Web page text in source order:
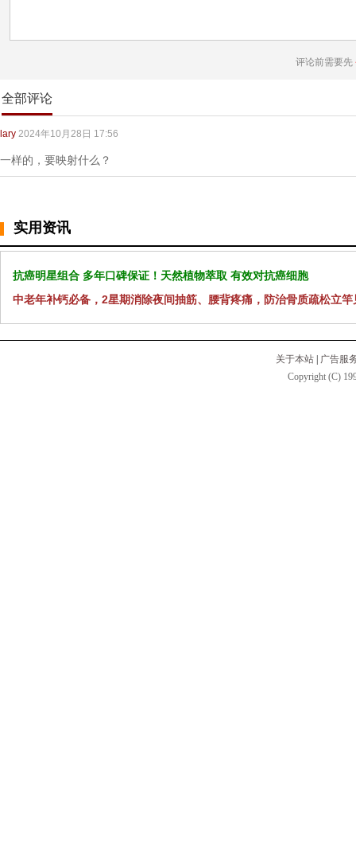
评论前需要先
全部评论
lary 2024年10月28日 17:56
一样的，要映射什么？
实用资讯
抗癌明星组合 多年口碑保证！天然植物萃取 有效对抗癌细胞
中老年补钙必备，2星期消除夜间抽筋、腰背疼痛，防治骨质疏松立竿
关于本站
广告服
Copyright (C)